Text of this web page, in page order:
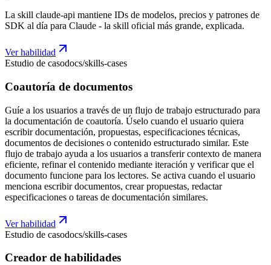
La skill claude-api mantiene IDs de modelos, precios y patrones de
SDK al día para Claude - la skill oficial más grande, explicada.
Ver habilidad
Estudio de casodocs/skills-cases
Coautoría de documentos
Guíe a los usuarios a través de un flujo de trabajo estructurado para
la documentación de coautoría. Úselo cuando el usuario quiera
escribir documentación, propuestas, especificaciones técnicas,
documentos de decisiones o contenido estructurado similar. Este
flujo de trabajo ayuda a los usuarios a transferir contexto de manera
eficiente, refinar el contenido mediante iteración y verificar que el
documento funcione para los lectores. Se activa cuando el usuario
menciona escribir documentos, crear propuestas, redactar
especificaciones o tareas de documentación similares.
Ver habilidad
Estudio de casodocs/skills-cases
Creador de habilidades